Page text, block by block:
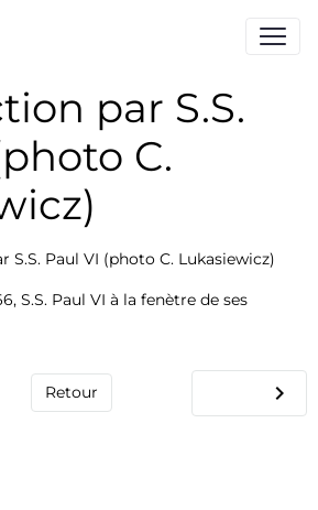
par S.S.
C.
S.S. Paul VI à la fenètre de ses
Retour